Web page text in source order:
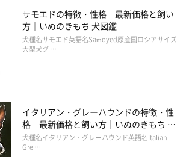
サモエドの特徴・性格 最新価格と飼い
方｜いぬのきもち 犬図鑑
犬種名サモエド英語名Samoyed原産国ロシアサイズ
大型犬グ …
イタリアン・グレーハウンドの特徴・性
格 最新価格と飼い方｜いぬのきもち 犬
図鑑
犬種名イタリアン・グレーハウンド英語名Italian
Gre …